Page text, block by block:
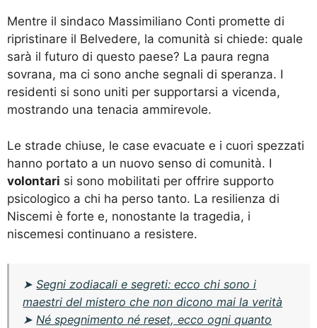
Mentre il sindaco Massimiliano Conti promette di
ripristinare il Belvedere, la comunità si chiede: quale
sarà il futuro di questo paese? La paura regna
sovrana, ma ci sono anche segnali di speranza. I
residenti si sono uniti per supportarsi a vicenda,
mostrando una tenacia ammirevole.
Le strade chiuse, le case evacuate e i cuori spezzati
hanno portato a un nuovo senso di comunità. I
volontari si sono mobilitati per offrire supporto
psicologico a chi ha perso tanto. La resilienza di
Niscemi è forte e, nonostante la tragedia, i
niscemesi continuano a resistere.
➤Segni zodiacali e segreti: ecco chi sono i
maestri del mistero che non dicono mai la verità
➤Né spegnimento né reset, ecco ogni quanto